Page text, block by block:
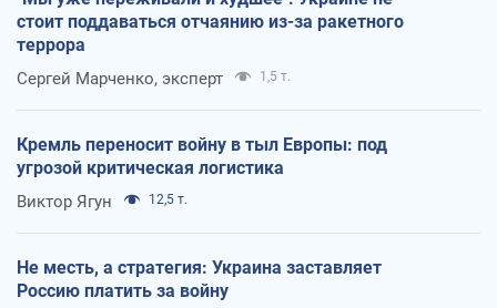
стоит поддаваться отчаянию из-за ракетного
террора
Сергей Марченко, эксперт 1,5 т.
Кремль переносит войну в тыл Европы: под
угрозой критическая логистика
Виктор Ягун 12,5 т.
Не месть, а стратегия: Украина заставляет
Россию платить за войну